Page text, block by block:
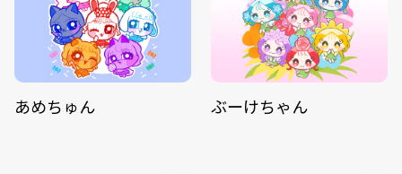
あめちゅん ぶーけちゃん